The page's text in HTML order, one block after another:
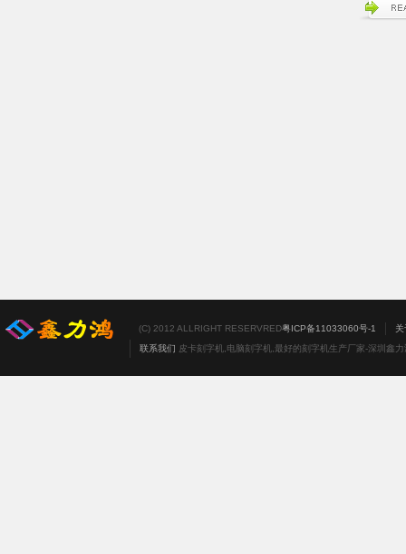
(C) 2012 ALLRIGHT RESERVRED粤ICP备11033060号-1
联系我们 皮卡刻字机,电脑刻字机,最好的刻字机生产厂家-深圳鑫